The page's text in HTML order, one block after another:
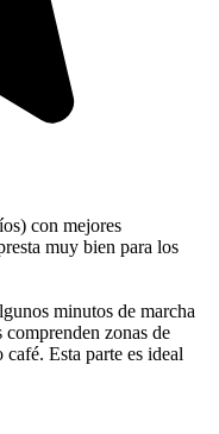
con mejores
muy bien para los
minutos de marcha
comprenden zonas de
Esta parte es ideal